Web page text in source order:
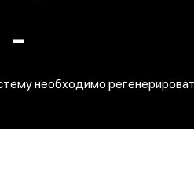
-
необходимо